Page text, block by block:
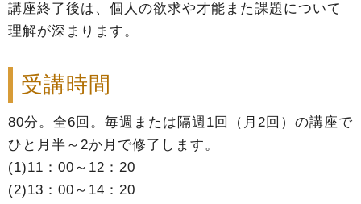
講座終了後は、個人の欲求や才能また課題について
理解が深まります。
受講時間
80分。全6回。毎週または隔週1回（月2回）の講座で
ひと月半～2か月で修了します。
(1)11：00～12：20
(2)13：00～14：20